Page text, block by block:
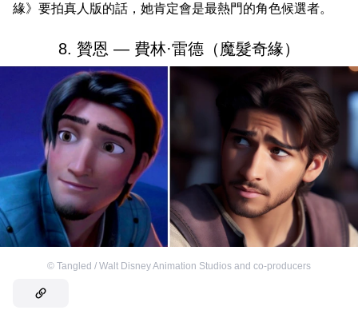
緣》要拍真人版的話，她肯定會是最熱門的角色候選者。
8. 贊恩 — 費林·雷德（魔髮奇緣）
© Tangled / Walt Disney Animation Studios and co-producers